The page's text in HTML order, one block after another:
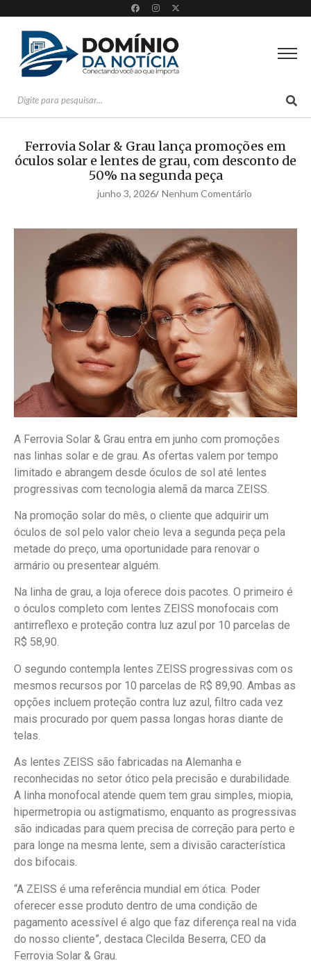
Ferrovia Solar & Grau lança promoções em
óculos solar e lentes de grau, com desconto de
50% na segunda peça
junho 3, 2026/ Nenhum Comentário
A Ferrovia Solar & Grau entra em junho com promoções
nas linhas solar e de grau. As ofertas valem por tempo
limitado e abrangem desde óculos de sol até lentes
progressivas com tecnologia alemã da marca ZEISS.
Na promoção solar do mês, o cliente que adquirir um
óculos de sol pelo valor cheio leva a segunda peça pela
metade do preço, uma oportunidade para renovar o
armário ou presentear alguém.
Na linha de grau, a loja oferece dois pacotes. O primeiro é
o óculos completo com lentes ZEISS monofocais com
antirreflexo e proteção contra luz azul por 10 parcelas de
R$ 58,90.
O segundo contempla lentes ZEISS progressivas com os
mesmos recursos por 10 parcelas de R$ 89,90. Ambas as
opções incluem proteção contra luz azul, filtro cada vez
mais procurado por quem passa longas horas diante de
telas.
As lentes ZEISS são fabricadas na Alemanha e
reconhecidas no setor ótico pela precisão e durabilidade.
A linha monofocal atende quem tem grau simples, miopia,
hipermetropia ou astigmatismo, enquanto as progressivas
são indicadas para quem precisa de correção para perto e
para longe na mesma lente, sem a divisão característica
dos bifocais.
“A ZEISS é uma referência mundial em ótica. Poder
oferecer esse produto dentro de uma condição de
pagamento acessível é algo que faz diferença real na vida
do nosso cliente”, destaca Clecilda Beserra, CEO da
Ferrovia Solar & Grau.